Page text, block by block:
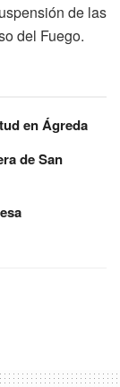
de las
del Fuego.
en Ágreda
de San